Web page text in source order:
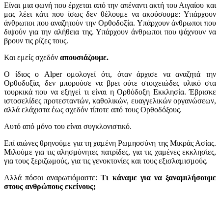
Είναι μια φωνή που έρχεται από την απέναντι ακτή του Αιγαίου και
μας λέει κάτι που ίσως δεν θέλουμε να ακούσουμε: Υπάρχουν
άνθρωποι που αναζητούν την Ορθοδοξία. Υπάρχουν άνθρωποι που
διψούν για την αλήθεια της. Υπάρχουν άνθρωποι που ψάχνουν να
βρουν τις ρίζες τους.
Και εμείς σχεδόν απουσιάζουμε.
Ο ίδιος ο Alperομολογεί ότι, όταν άρχισε να αναζητά την
Ορθοδοξία, δεν μπορούσε να βρει ούτε στοιχειώδες υλικό στα
τουρκικά που να εξηγεί τι είναι η Ορθόδοξη Εκκλησία. Έβρισκε
ιστοσελίδες προτεσταντών, καθολικών, ευαγγελικών οργανώσεων,
αλλά ελάχιστα έως σχεδόν τίποτε από τους Ορθοδόξους.
Αυτό από μόνο του είναι συγκλονιστικό.
Επί αιώνες θρηνούμε για τη χαμένη Ρωμηοσύνη της Μικράς Ασίας.
Μιλούμε για τις αλησμόνητες πατρίδες, για τις χαμένες εκκλησίες,
για τους ξεριζωμούς, για τις γενοκτονίες και τους εξισλαμισμούς.
Αλλά πόσοι αναρωτιόμαστε:Τι κάναμε για να ξαναμιλήσουμε
στους ανθρώπους εκείνους;